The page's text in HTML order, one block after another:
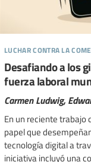
luchar contra la
Desafiando a los
fuerza laboral
Carmen Ludwig,
En un reciente trabajo
papel que
tecnología digital a
iniciativa incluyó una